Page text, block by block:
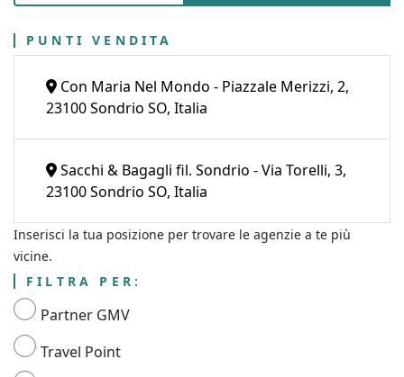
PUNTI VENDITA
Con Maria Nel Mondo - Piazzale Merizzi, 2,
23100 Sondrio SO, Italia
Sacchi & Bagagli fil. Sondrio - Via Torelli, 3,
23100 Sondrio SO, Italia
Inserisci la tua posizione per trovare le agenzie a te più
vicine.
FILTRA PER:
Partner GMV
Travel Point